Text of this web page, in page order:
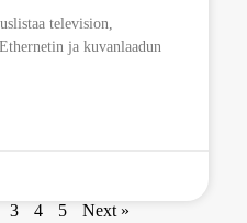
television,
ja kuvanlaadun
3 4 5 Next »